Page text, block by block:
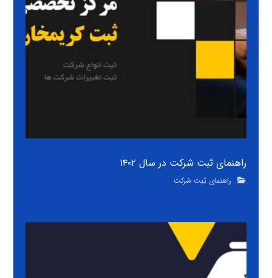
راهنمای ثبت شرکت در سال ۱۴۰۲
راهنمای ثبت شرکت